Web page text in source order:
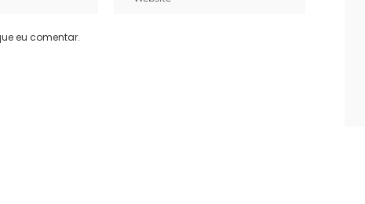
eu comentar.